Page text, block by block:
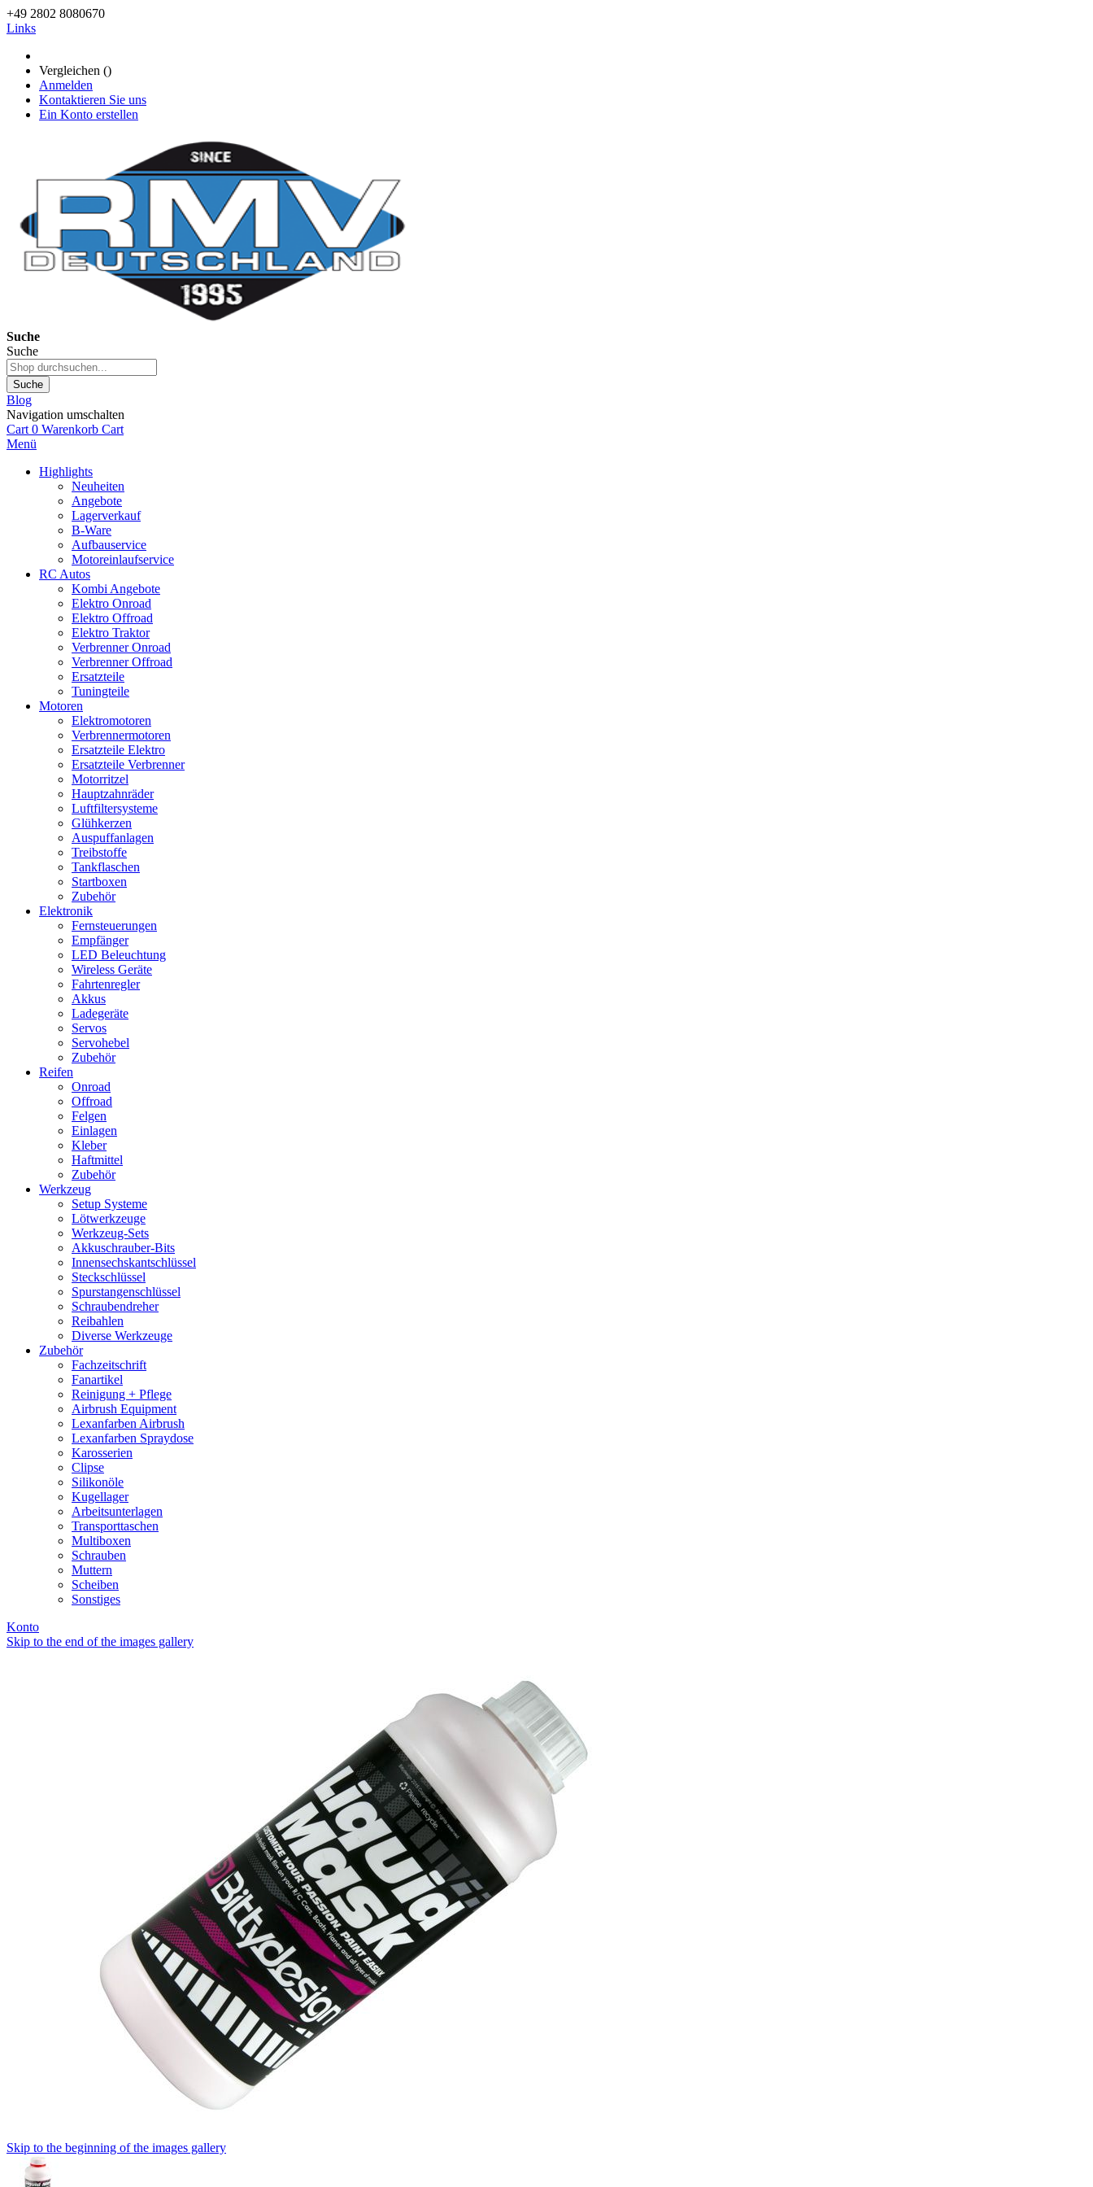
+49 2802 8080670
Links
Vergleichen ()
Anmelden
Kontaktieren Sie uns
Ein Konto erstellen
Suche
Suche
Suche
Blog
Navigation umschalten
Cart 0 Warenkorb Cart
Menü
Highlights
Neuheiten
Angebote
Lagerverkauf
B-Ware
Aufbauservice
Motoreinlaufservice
RC Autos
Kombi Angebote
Elektro Onroad
Elektro Offroad
Elektro Traktor
Verbrenner Onroad
Verbrenner Offroad
Ersatzteile
Tuningteile
Motoren
Elektromotoren
Verbrennermotoren
Ersatzteile Elektro
Ersatzteile Verbrenner
Motorritzel
Hauptzahnräder
Luftfiltersysteme
Glühkerzen
Auspuffanlagen
Treibstoffe
Tankflaschen
Startboxen
Zubehör
Elektronik
Fernsteuerungen
Empfänger
LED Beleuchtung
Wireless Geräte
Fahrtenregler
Akkus
Ladegeräte
Servos
Servohebel
Zubehör
Reifen
Onroad
Offroad
Felgen
Einlagen
Kleber
Haftmittel
Zubehör
Werkzeug
Setup Systeme
Lötwerkzeuge
Werkzeug-Sets
Akkuschrauber-Bits
Innensechskantschlüssel
Steckschlüssel
Spurstangenschlüssel
Schraubendreher
Reibahlen
Diverse Werkzeuge
Zubehör
Fachzeitschrift
Fanartikel
Reinigung + Pflege
Airbrush Equipment
Lexanfarben Airbrush
Lexanfarben Spraydose
Karosserien
Clipse
Silikonöle
Kugellager
Arbeitsunterlagen
Transporttaschen
Multiboxen
Schrauben
Muttern
Scheiben
Sonstiges
Konto
Skip to the end of the images gallery
Skip to the beginning of the images gallery